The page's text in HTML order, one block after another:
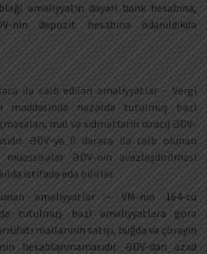
əməliyyatın dəyəri bank hesabına,
nin depozit hesabına ödənildikdə
ilə cəlb edilən əməliyyatlar – Vergi
maddəsində nəzərdə tutulmuş bəzi
mal və xidmətlərin ixracı) ƏDV-
ƏDV-yə 0 dərəcə ilə cəlb olunan
ƏDV-nin əvəzləşdirilməsi
istifadə edə bilirlər.
əməliyyatlar – VM-nin 164-cü
tutulmuş bəzi əməliyyatlara görə
mallarının satışı, buğda və çörəyin
hesablanmamasıdır. ƏDV-dən azad